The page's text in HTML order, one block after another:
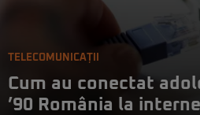
TELECOMUNICAȚII
Cum au conectat
’90 România la